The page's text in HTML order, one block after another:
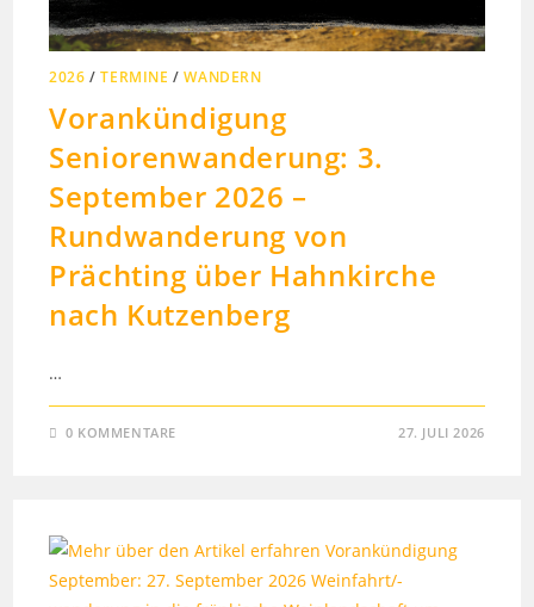
2026 /TERMINE /WANDERN
Vorankündigung
Seniorenwanderung: 3.
September 2026 –
Rundwanderung von
Prächting über Hahnkirche
nach Kutzenberg
…
0 KOMMENTARE 27. JULI 2026